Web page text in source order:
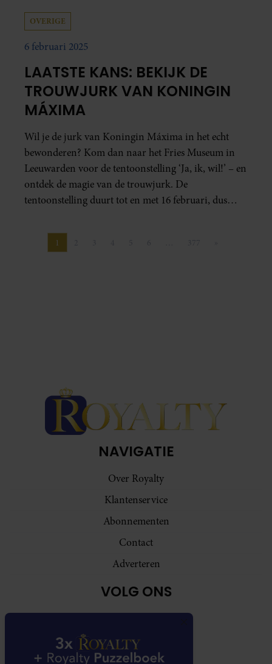
OVERIGE
6 februari 2025
LAATSTE KANS: BEKIJK DE
TROUWJURK VAN KONINGIN
MÁXIMA
Wil je de jurk van Koningin Máxima in het echt
bewonderen? Kom dan naar het Fries Museum in
Leeuwarden voor de tentoonstelling ‘Ja, ik, wil!’ – en
ontdek de magie van de trouwjurk. De
tentoonstelling duurt tot en met 16 februari, dus
Pagina
1
NAVIGATIE
Over Royalty
Klantenservice
Abonnementen
Contact
Adverteren
VOLG ONS